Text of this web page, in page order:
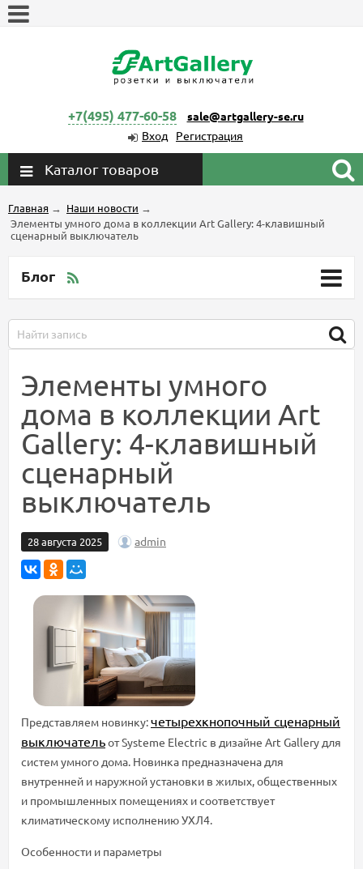
+7(495) 477-60-58
sale@artgallery-se.ru
Вход
Регистрация
Каталог товаров
Главная → Наши новости →
Элементы умного дома в коллекции Art Gallery: 4-клавишный
сценарный выключатель
Блог
Элементы умного
дома в коллекции Art
Gallery: 4-клавишный
сценарный
выключатель
28 августа 2025 admin
Представляем новинку:четырехкнопочный сценарный
выключательот Systeme Electric в дизайне Art Gallery для
систем умного дома. Новинка предназначена для
внутренней и наружной установки в жилых, общественных
и промышленных помещениях и соответствует
климатическому исполнению УХЛ4.
Особенности и параметры